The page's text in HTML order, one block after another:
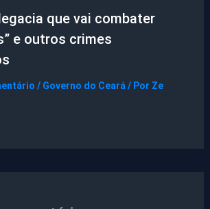
que vai combater
e outros crimes
/ Governo do Ceará / Por Ze